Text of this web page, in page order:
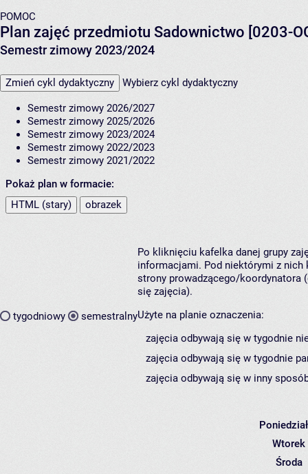
POMOC
Plan zajęć przedmiotu Sadownictwo [0203-
Semestr zimowy 2023/2024
Zmień cykl dydaktyczny Wybierz cykl dydaktyczny
Semestr zimowy 2026/2027
Semestr zimowy 2025/2026
Semestr zimowy 2023/2024
Semestr zimowy 2022/2023
Semestr zimowy 2021/2022
Pokaż plan w formacie:
HTML (stary)
obrazek
tygodniowy semestralny
Po kliknięciu kafelka danej grupy
informacjami. Pod niektórymi z nich
strony prowadzącego/koordynatora
się zajęcia).
Użyte na planie oznaczenia:
zajęcia odbywają się w tygodnie
zajęcia odbywają się w tygodnie
zajęcia odbywają się w inny
Wtorek
Środa